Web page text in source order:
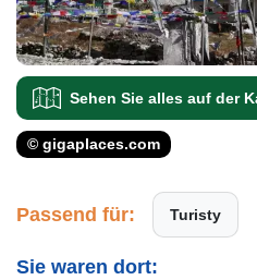
Sehen Sie alles auf der
© gigaplaces.com
Passend für: Turisty
Sie waren dort: